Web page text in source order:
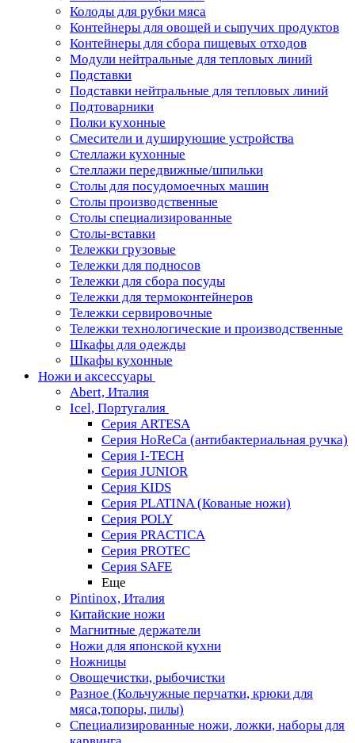
Колоды для рубки мяса
Контейнеры для овощей и сыпучих продуктов
Контейнеры для сбора пищевых отходов
Модули нейтральные для тепловых линий
Подставки
Подставки нейтральные для тепловых линий
Подтоварники
Полки кухонные
Смесители и душирующие устройства
Стеллажи кухонные
Стеллажи передвижные/шпильки
Столы для посудомоечных машин
Столы производственные
Столы специализированные
Столы-вставки
Тележки грузовые
Тележки для подносов
Тележки для сбора посуды
Тележки для термоконтейнеров
Тележки сервировочные
Тележки технологические и производственные
Шкафы для одежды
Шкафы кухонные
Ножи и аксессуары
Abert, Италия
Icel, Португалия
Серия ARTESA
Серия HoReCa (антибактериальная ручка)
Серия I-TECH
Серия JUNIOR
Серия KIDS
Серия PLATINA (Кованые ножи)
Серия POLY
Серия PRACTICA
Серия PROTEC
Серия SAFE
Еще
Pintinox, Италия
Китайские ножи
Магнитные держатели
Ножи для японской кухни
Ножницы
Овощечистки, рыбочистки
Разное (Кольчужные перчатки, крюки для
мяса,топоры, пилы)
Специализированные ножи, ложки, наборы для